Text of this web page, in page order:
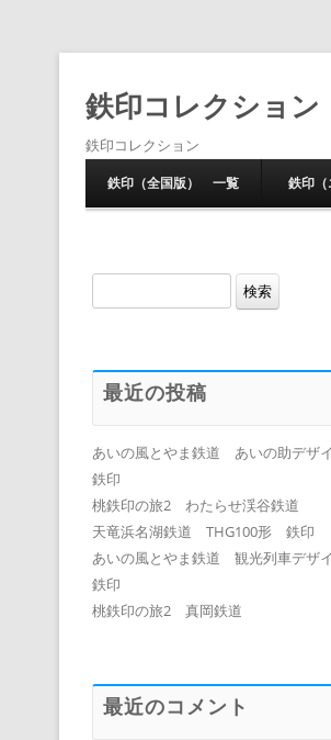
鉄印コレクション
鉄印コレクション
鉄印（全国版） 一覧 鉄印
索:
最近の投稿
あいの風とやま鉄道 あいの助デザ
鉄印
桃鉄印の旅2 わたらせ渓谷鉄道
天竜浜名湖鉄道 THG100形 鉄印
あいの風とやま鉄道 観光列車デザ
鉄印
桃鉄印の旅2 真岡鉄道
最近のコメント